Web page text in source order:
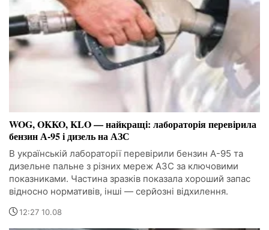
WOG, OKKO, KLO — найкращі: лабораторія перевірила
бензин А-95 і дизель на АЗС
В українській лабораторії перевірили бензин А-95 та
дизельне пальне з різних мереж АЗС за ключовими
показниками. Частина зразків показала хороший запас
відносно нормативів, інші — серйозні відхилення.
12:27 10.08